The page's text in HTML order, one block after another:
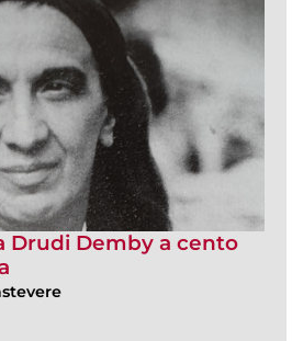
Drudi Demby a cento